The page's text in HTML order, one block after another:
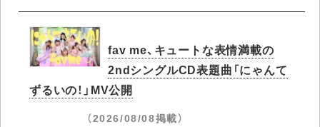
fav me、キュートな表情満載の
2ndシングルCD表題曲「にゃんて
ずるいの！」MV公開
（2026/08/08掲載）